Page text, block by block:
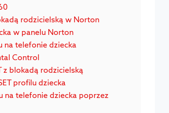
rodzicielską w Norton
w panelu Norton
na telefonie dziecka
Control
z blokadą rodzicielską
profilu dziecka
na telefonie dziecka poprzez